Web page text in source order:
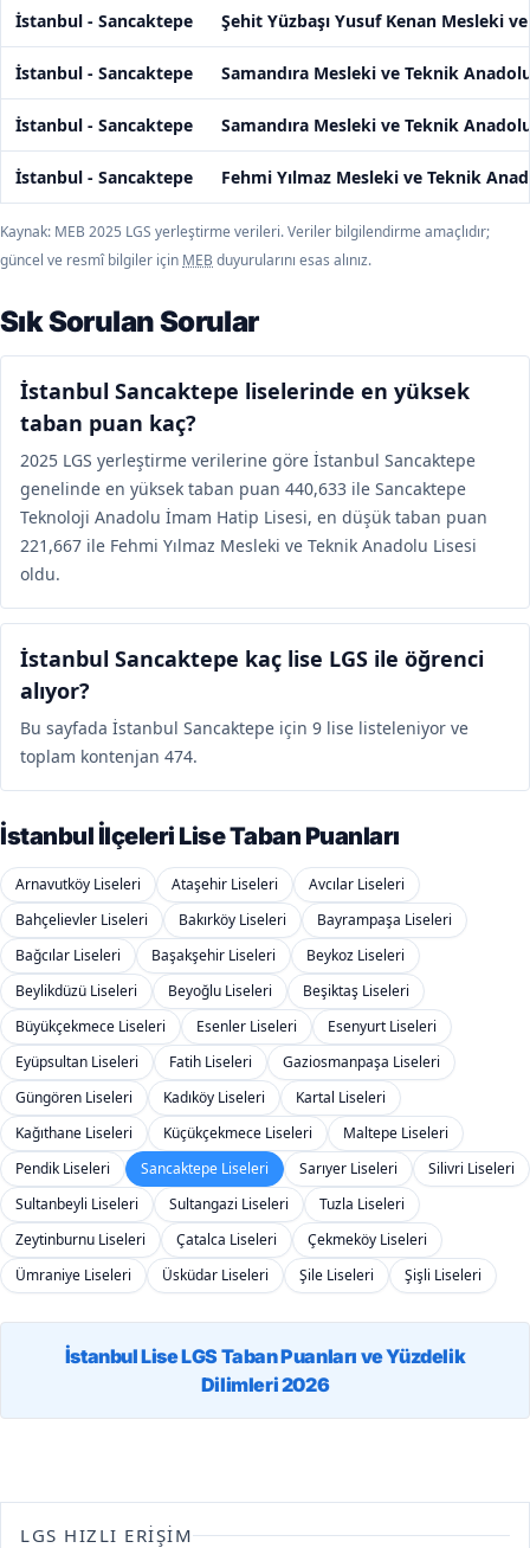
İstanbul - Sancaktepe Şehit Yüzbaşı Yusuf Kenan Mesleki
İstanbul - Sancaktepe Samandıra Mesleki ve Teknik
İstanbul - Sancaktepe Samandıra Mesleki ve Teknik
İstanbul - Sancaktepe Fehmi Yılmaz Mesleki ve Teknik
Kaynak: MEB 2025 LGS yerleştirme verileri. Veriler bilgilendirme amaçlıdır;
güncel ve resmî bilgiler için MEB duyurularını esas alınız.
Sık Sorulan Sorular
İstanbul Sancaktepe liselerinde en yüksek
taban puan kaç?
2025 LGS yerleştirme verilerine göre İstanbul Sancaktepe
genelinde en yüksek taban puan 440,633 ile Sancaktepe
Teknoloji Anadolu İmam Hatip Lisesi, en düşük taban puan
221,667 ile Fehmi Yılmaz Mesleki ve Teknik Anadolu Lisesi
oldu.
İstanbul Sancaktepe kaç lise LGS ile öğrenci
alıyor?
Bu sayfada İstanbul Sancaktepe için 9 lise listeleniyor ve
toplam kontenjan 474.
İstanbul İlçeleri Lise Taban Puanları
Arnavutköy Liseleri Ataşehir Liseleri
Avcılar Liseleri
Bahçelievler Liseleri
Bakırköy Liseleri
Bayrampaşa Liseleri
Bağcılar Liseleri
Başakşehir Liseleri
Beykoz Liseleri
Beylikdüzü Liseleri
Beyoğlu Liseleri
Beşiktaş Liseleri
Büyükçekmece Liseleri
Esenler Liseleri
Esenyurt Liseleri
Eyüpsultan Liseleri
Fatih Liseleri
Gaziosmanpaşa Liseleri
Güngören Liseleri
Kadıköy Liseleri
Kartal Liseleri
Kağıthane Liseleri
Küçükçekmece Liseleri
Maltepe Liseleri
Pendik Liseleri
Sancaktepe Liseleri Sarıyer Liseleri
Silivri Liseleri
Sultanbeyli Liseleri
Sultangazi Liseleri
Tuzla Liseleri
Zeytinburnu Liseleri
Çatalca Liseleri
Çekmeköy Liseleri
Ümraniye Liseleri
Üsküdar Liseleri Şile Liseleri Şişli Liseleri
İstanbul Lise LGS Taban Puanları ve Yüzdelik
Dilimleri 2026
LGS HIZLI ERIŞIM